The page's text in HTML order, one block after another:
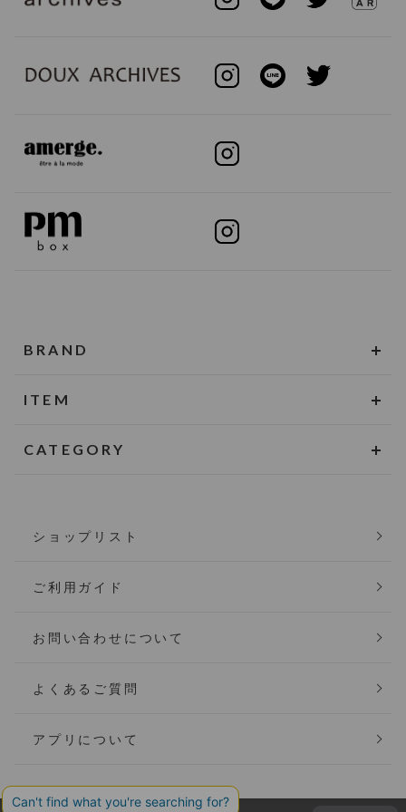
BRAND
ITEM
CATEGORY
ショップリスト
ご利用ガイド
お問い合わせについて
よくあるご質問
アプリについて